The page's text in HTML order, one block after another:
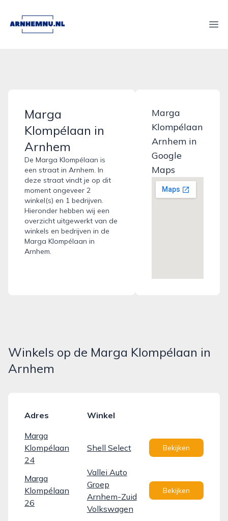
arnhemnu.nl
Marga
Klompélaan in
Arnhem
De Marga Klompélaan is
een straat in Arnhem. In
deze straat vindt je op dit
moment ongeveer 2
winkel(s) en 1 bedrijven.
Hieronder hebben wij een
overzicht uitgewerkt van de
winkels en bedrijven in de
Marga Klompélaan in
Arnhem.
Marga
Klompélaan
Arnhem in
Google
Maps
Winkels op de Marga Klompélaan in
Arnhem
Adres
Winkel
Marga
Klompélaan
24
Shell Select Bekijken
Marga
Klompélaan
26
Vallei Auto
Groep
Arnhem-Zuid
Volkswagen
Bekijken